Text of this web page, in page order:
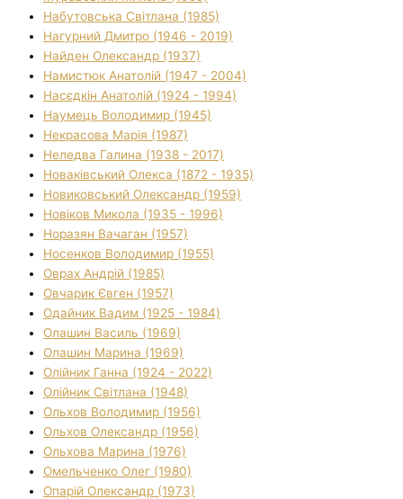
Набутовська Світлана (1985)
Нагурний Дмитро (1946 - 2019)
Найден Олександр (1937)
Намистюк Анатолій (1947 - 2004)
Насєдкін Анатолій (1924 - 1994)
Наумець Володимир (1945)
Некрасова Марія (1987)
Неледва Галина (1938 - 2017)
Новаківський Олекса (1872 - 1935)
Новиковський Олександр (1959)
Новіков Микола (1935 - 1996)
Норазян Вачаган (1957)
Носенков Володимир (1955)
Оврах Андрій (1985)
Овчарик Євген (1957)
Одайник Вадим (1925 - 1984)
Олашин Василь (1969)
Олашин Марина (1969)
Олійник Ганна (1924 - 2022)
Олійник Світлана (1948)
Ольхов Володимир (1956)
Ольхов Олександр (1956)
Ольхова Марина (1976)
Омельченко Олег (1980)
Опарій Олександр (1973)